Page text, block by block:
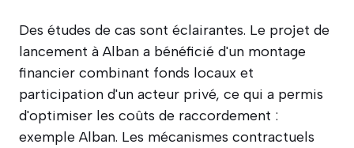
Des études de cas sont éclairantes. Le projet de
lancement à Alban a bénéficié d'un montage
financier combinant fonds locaux et
participation d'un acteur privé, ce qui a permis
d'optimiser les coûts de raccordement :
exemple Alban. Les mécanismes contractuels